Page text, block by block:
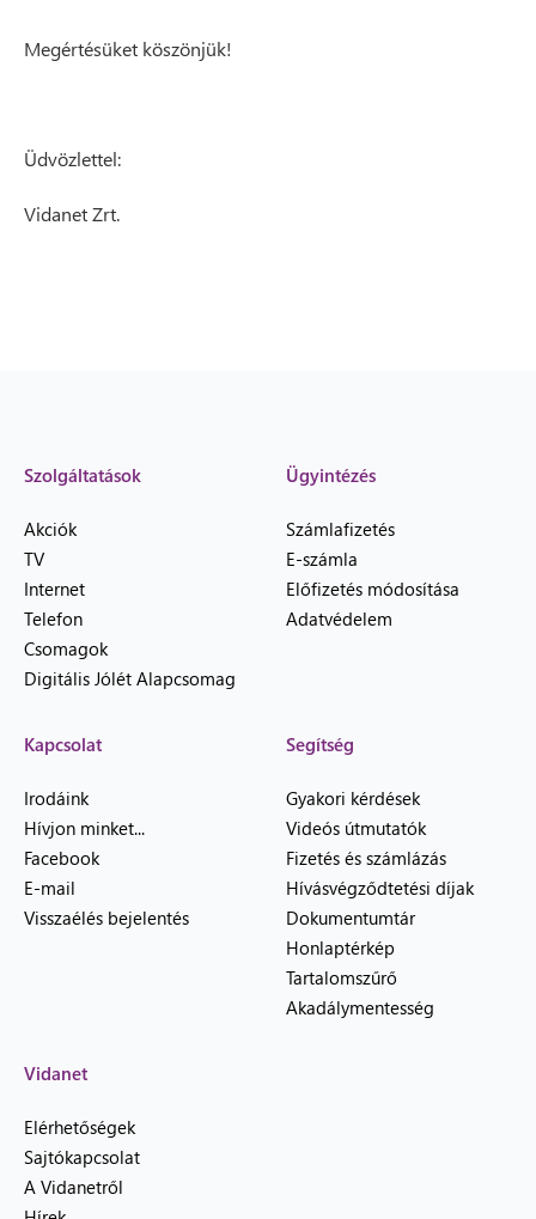
Megértésüket köszönjük!
Üdvözlettel:
Vidanet Zrt.
Szolgáltatások
Akciók
TV
Internet
Telefon
Csomagok
Digitális Jólét Alapcsomag
Ügyintézés
Számlafizetés
E-számla
Előfizetés módosítása
Adatvédelem
Kapcsolat
Irodáink
Hívjon minket...
Facebook
E-mail
Visszaélés bejelentés
Segítség
Gyakori kérdések
Videós útmutatók
Fizetés és számlázás
Hívásvégződtetési díjak
Dokumentumtár
Honlaptérkép
Tartalomszűrő
Akadálymentesség
Vidanet
Elérhetőségek
Sajtókapcsolat
A Vidanetről